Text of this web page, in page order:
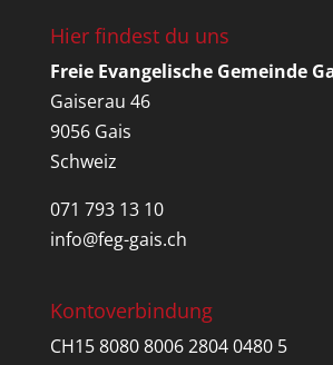
Hier findest du uns
Freie Evangelische Gemeinde
Gaiserau 46
9056 Gais
Schweiz
071 793 13 10
info@feg-gais.ch
Kontoverbindung
CH15 8080 8006 2804 0480 5